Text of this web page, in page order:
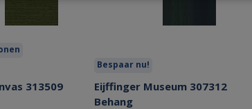
313509
Bespaar nu!
Eijffinger Museum 307312
Behang